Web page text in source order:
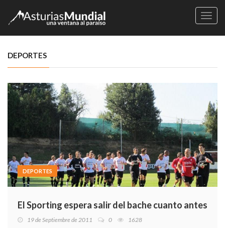
DEPORTES
DEPORTES
El Sporting espera salir del bache cuanto antes
19 de Septiembre de 2011 0 1628